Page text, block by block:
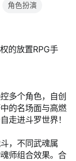
角色扮演
的放置RPG手
多个角色，自创
的名场面与高燃
走进斗罗世界！
，不同武魂属
师组合效果。合